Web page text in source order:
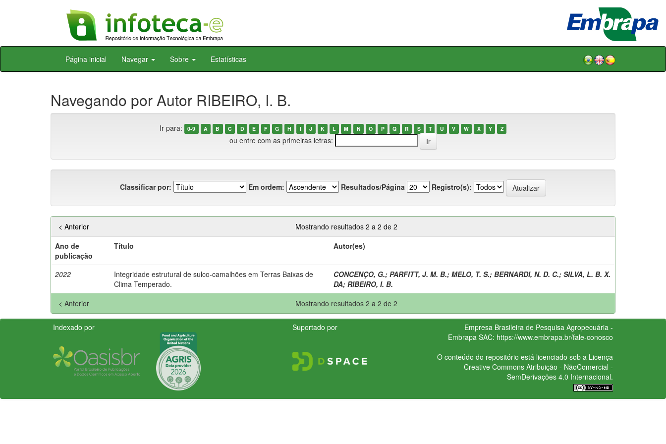
Skip
Página inicial Navegar Sobre Estatísticas
Navegando por Autor RIBEIRO, I. B.
Ir para: 0-9 A B C D E F G H I J K L M N O P Q R S T U V W X Y Z
ou entre com as primeiras letras:
Classificar por: Em ordem: Resultados/Página Registro(s):
Mostrando resultados 2 a 2 de 2
< Anterior
Ano de
publicação
Título Autor(es)
2022
Integridade estrutural de sulco-camalhões em Terras Baixas de
Clima Temperado.
CONCENÇO, G.; PARFITT, J. M. B.; MELO, T. S.; BERNARDI, N. D. C.; SILVA, L. B. X.
DA; RIBEIRO, I. B.
Mostrando resultados 2 a 2 de 2
< Anterior
Indexado por Suportado por
Empresa Brasileira de Pesquisa Agropecuária -
Embrapa SAC: https://www.embrapa.br/fale-conosco
O conteúdo do repositório está licenciado sob a Licença
Creative CommonsAtribuição - NãoComercial -
SemDerivações 4.0 Internacional.